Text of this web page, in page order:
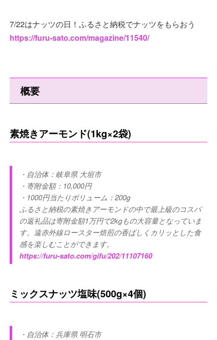
7/22はナッツの日！ふるさと納税でナッツをもらおう
https://furu-sato.com/magazine/11540/
概要
素焼きアーモンド(1kg×2袋)
・自治体：岐阜県 大垣市
・寄附金額：10,000円
・1000円当たりボリューム：200g
ふるさと納税の素焼きアーモンドの中で最上級のコスパ
の返礼品は寄附金額1万円で2kgもの大容量となっていま
す。遠赤外線ロースター焙煎の香ばしくカリッとした食
感を楽しむことができます。
https://furu-sato.com/gifu/202/11107160
ミックスナッツ塩味(500g×4個)
・自治体：兵庫県 明石市